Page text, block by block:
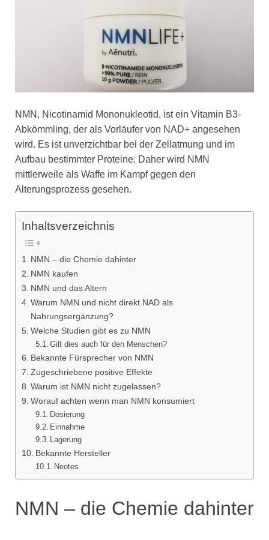
NMN, Nicotinamid Mononukleotid, ist ein Vitamin B3-
Abkömmling, der als Vorläufer von NAD+ angesehen
wird. Es ist unverzichtbar bei der Zellatmung und im
Aufbau bestimmter Proteine. Daher wird NMN
mittlerweile als Waffe im Kampf gegen den
Alterungsprozess gesehen.
Inhaltsverzeichnis
NMN – die Chemie dahinter
NMN kaufen
NMN und das Altern
Warum NMN und nicht direkt NAD als
Nahrungsergänzung?
Welche Studien gibt es zu NMN
Gilt dies auch für den Menschen?
Bekannte Fürsprecher von NMN
Zugeschriebene positive Effekte
Warum ist NMN nicht zugelassen?
Worauf achten wenn man NMN konsumiert
Dosierung
Einnahme
Lagerung
Bekannte Hersteller
Neotes
NMN – die Chemie dahinter